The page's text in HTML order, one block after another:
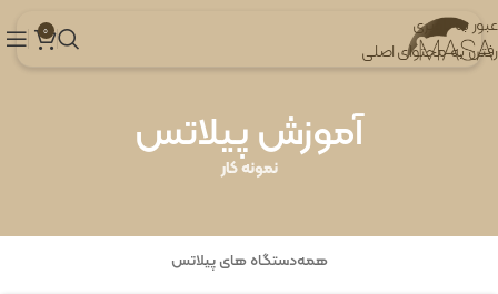
عبور به ناوبری
رفتن به محتوای اصلی
0
آموزش پیلاتس
نمونه کار
همهدستگاه های پیلاتس